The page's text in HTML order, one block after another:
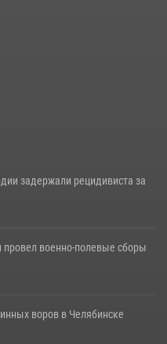
задержали рецидивиста за
военно-полевые сборы
воров в Челябинске